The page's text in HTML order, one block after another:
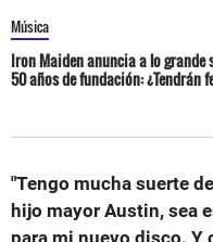
Música
Iron Maiden anuncia a lo
50 años de fundación: ¿Tendrán
"Tengo mucha suerte
hijo mayor Austin, sea
para mi nuevo disco. Y